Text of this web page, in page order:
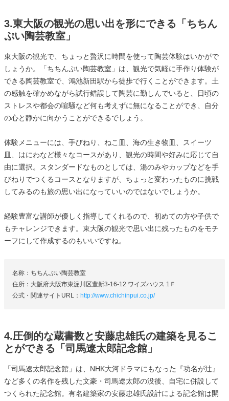
3.東大阪の観光の思い出を形にできる「ちちん
ぷい陶芸教室」
東大阪の観光で、ちょっと贅沢に時間を使って陶芸体験はいかがで
しょうか。「ちちんぷい陶芸教室」は、観光で気軽に手作り体験が
できる陶芸教室で、鴻池新田駅から徒歩で行くことができます。土
の感触を確かめながら試行錯誤して陶芸に勤しんでいると、日頃の
ストレスや都会の喧騒など何も考えずに無になることができ、自分
の心と静かに向かうことができるでしょう。
体験メニューには、手びねり、ねこ皿、海の生き物皿、スイーツ
皿、はにわなど様々なコースがあり、観光の時間や好みに応じて自
由に選択。スタンダードなものとしては、湯のみやカップなどを手
びねりでつくるコースとなりますが、ちょっと変わったものに挑戦
してみるのも旅の思い出になっていいのではないでしょうか。
経験豊富な講師が優しく指導してくれるので、初めての方や子供で
もチャレンジできます。東大阪の観光で思い出に残ったものをモチ
ーフにして作成するのもいいですね。
名称：ちちんぷい陶芸教室
住所：大阪府大阪市東淀川区豊新3-16-12 ワイズハウス 1Ｆ
公式・関連サイトURL： http://www.chichinpui.co.jp/
4.圧倒的な蔵書数と安藤忠雄氏の建築を見るこ
とができる「司馬遼太郎記念館」
「司馬遼太郎記念館」は、NHK大河ドラマにもなった『功名が辻』
など多くの名作を残した文豪・司馬遼太郎の没後、自宅に併設して
つくられた記念館。有名建築家の安藤忠雄氏設計による記念館は開